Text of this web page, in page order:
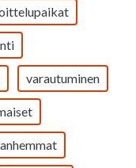
varautuminen